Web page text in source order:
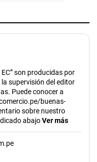
son producidas por
supervisión del editor
Puede conocer a
buenas-
sobre nuestro
abajoVer más